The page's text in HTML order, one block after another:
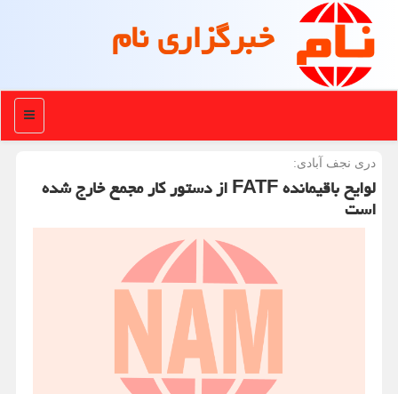
خبرگزاری نام
منو
دری نجف آبادی:
لوایح باقیمانده FATF از دستور كار مجمع خارج شده
است